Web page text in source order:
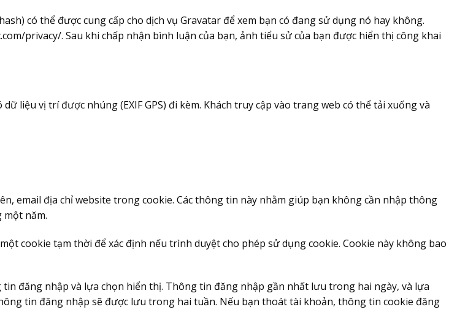
có thể được cung cấp cho dịch vụ Gravatar để xem bạn có đang sử dụng nó hay không.
privacy/. Sau khi chấp nhận bình luận của bạn, ảnh tiểu sử của bạn được hiển thị công khai
liệu vị trí được nhúng (EXIF GPS) đi kèm. Khách truy cập vào trang web có thể tải xuống và
email địa chỉ website trong cookie. Các thông tin này nhằm giúp bạn không cần nhập thông
năm.
cookie tạm thời để xác định nếu trình duyệt cho phép sử dụng cookie. Cookie này không bao
đăng nhập và lựa chọn hiển thị. Thông tin đăng nhập gần nhất lưu trong hai ngày, và lựa
tin đăng nhập sẽ được lưu trong hai tuần. Nếu bạn thoát tài khoản, thông tin cookie đăng